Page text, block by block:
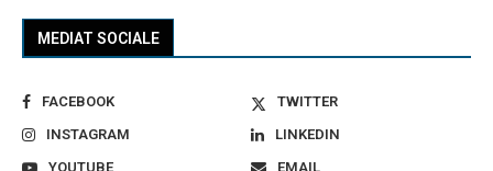
MEDIAT SOCIALE
FACEBOOK
TWITTER
INSTAGRAM
LINKEDIN
YOUTUBE
EMAIL